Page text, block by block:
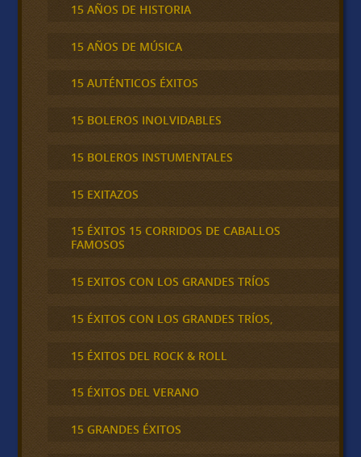
15 AÑOS DE HISTORIA
15 AÑOS DE MÚSICA
15 AUTÉNTICOS ÉXITOS
15 BOLEROS INOLVIDABLES
15 BOLEROS INSTUMENTALES
15 EXITAZOS
15 ÉXITOS 15 CORRIDOS DE CABALLOS
FAMOSOS
15 EXITOS CON LOS GRANDES TRÍOS
15 ÉXITOS CON LOS GRANDES TRÍOS,
15 ÉXITOS DEL ROCK & ROLL
15 ÉXITOS DEL VERANO
15 GRANDES ÉXITOS